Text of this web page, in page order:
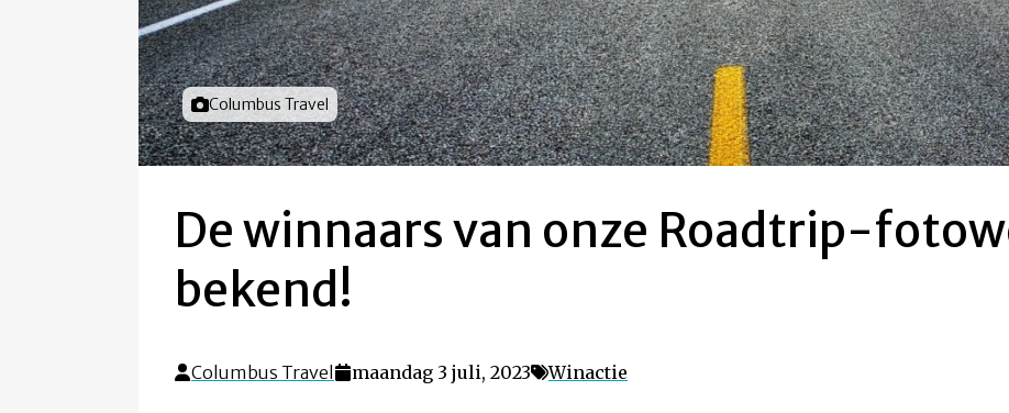
Foto door
Columbus Travel
De winnaars van onze Roadtrip-
bekend!
Columbus Travel maandag 3 juli, 2023 Winactie